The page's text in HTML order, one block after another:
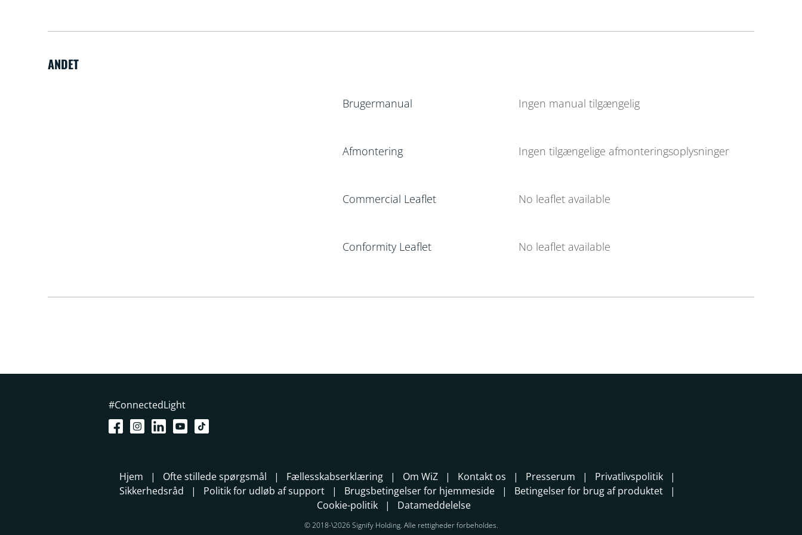
ANDET
Brugermanual Ingen manual tilgængelig
Afmontering Ingen tilgængelige afmonteringsoplysninger
Commercial Leaflet No leaflet available
Conformity Leaflet No leaflet available
#ConnectedLight
Hjem Ofte stillede spørgsmål Fællesskabserklæring Om WiZ Kontakt os Presserum
Privatlivspolitik
Sikkerhedsråd
Politik for udløb af support Brugsbetingelser for hjemmeside
Betingelser for brug af produktet
Cookie-politik
Datameddelelse
© 2018-\2026 Signify Holding. Alle rettigheder forbeholdes.